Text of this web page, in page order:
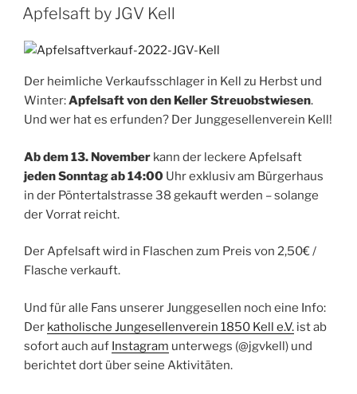
AM
Apfelsaft by JGV Kell
Der heimliche Verkaufsschlager in Kell zu Herbst und
Winter:Apfelsaft von den Keller Streuobstwiesen.
Und wer hat es erfunden? Der Junggesellenverein Kell!
Ab dem 13. November kann der leckere Apfelsaft
jeden Sonntag ab 14:00 Uhr exklusiv am Bürgerhaus
in der Pöntertalstrasse 38 gekauft werden – solange
der Vorrat reicht.
Der Apfelsaft wird in Flaschen zum Preis von 2,50€ /
Flasche verkauft.
Und für alle Fans unserer Junggesellen noch eine Info:
Der katholische Jungesellenverein 1850 Kell e.V. ist ab
sofort auch auf Instagram unterwegs (@jgvkell) und
berichtet dort über seine Aktivitäten.